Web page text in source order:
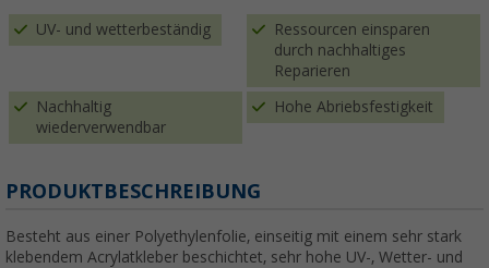
UV- und wetterbeständig
Ressourcen einsparen
durch nachhaltiges
Reparieren
Nachhaltig
wiederverwendbar
Hohe Abriebsfestigkeit
PRODUKTBESCHREIBUNG
Besteht aus einer Polyethylenfolie, einseitig mit einem sehr stark
klebendem Acrylatkleber beschichtet, sehr hohe UV-, Wetter- und